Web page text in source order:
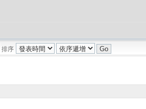
排序